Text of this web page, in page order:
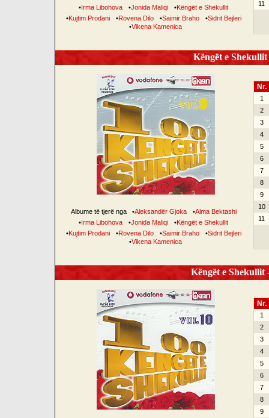
•Irma Libohova •Jonida Maliqi •Këngët e Shekullit
•Kujtim Prodani •Rovena Dilo •Saimir Braho •Sidrit Bejleri
•Vikena Kamenica
11
Këngët e
Albume të tjerë nga •Aleksandër Gjoka •Alma Bektashi
•Irma Libohova •Jonida Maliqi •Këngët e Shekullit
•Kujtim Prodani •Rovena Dilo •Saimir Braho •Sidrit Bejleri
•Vikena Kamenica
Nr.
1
2
3
4
5
6
7
8
9
10
11
Këngët e
Nr.
1
2
3
4
5
6
7
8
9